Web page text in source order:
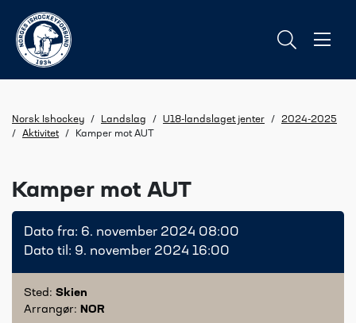
Norsk Ishockey / Landslag / U18-landslaget jenter /
2024-2025
/
Aktivitet / Kamper mot AUT
Kamper mot AUT
Dato fra: 6. november 2024 08:00
Dato til: 9. november 2024 16:00
Sted: Skien
Arrangør: NOR